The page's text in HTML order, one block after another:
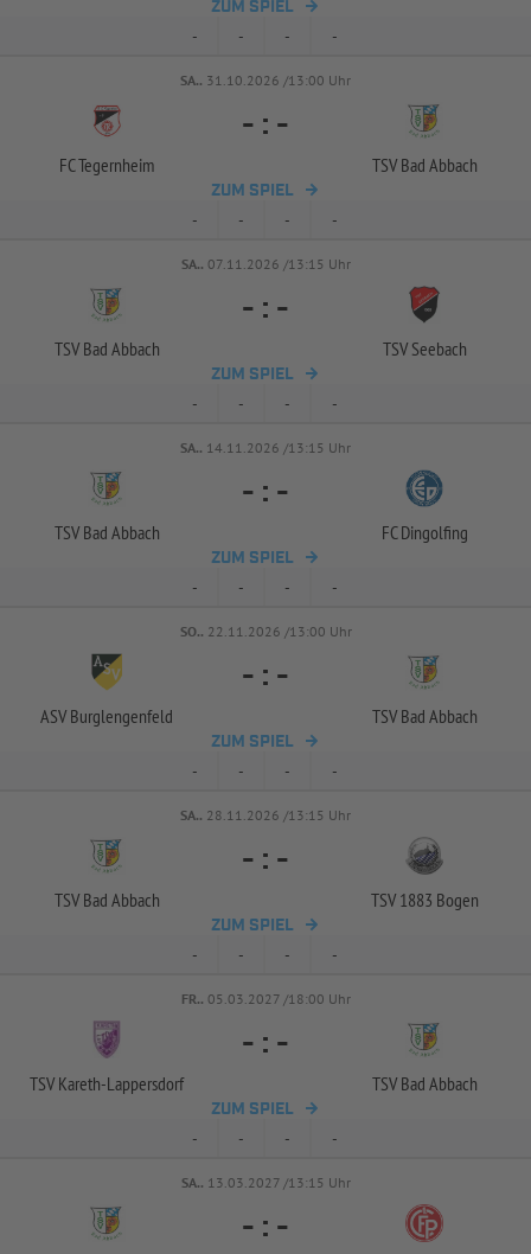
ZUM SPIEL
- - - -
SA.. 31.10.2026 /13:00 Uhr
FC Tegernheim
- : -
TSV Bad Abbach
ZUM SPIEL
- - - -
SA.. 07.11.2026 /13:15 Uhr
TSV Bad Abbach
- : -
TSV Seebach
ZUM SPIEL
- - - -
SA.. 14.11.2026 /13:15 Uhr
TSV Bad Abbach
- : -
FC Dingolfing
ZUM SPIEL
- - - -
SO.. 22.11.2026 /13:00 Uhr
ASV Burglengenfeld
- : -
TSV Bad Abbach
ZUM SPIEL
- - - -
SA.. 28.11.2026 /13:15 Uhr
TSV Bad Abbach
- : -
TSV 1883 Bogen
ZUM SPIEL
- - - -
FR.. 05.03.2027 /18:00 Uhr
TSV Kareth-Lappersdorf
- : -
TSV Bad Abbach
ZUM SPIEL
- - - -
SA.. 13.03.2027 /13:15 Uhr
- : -